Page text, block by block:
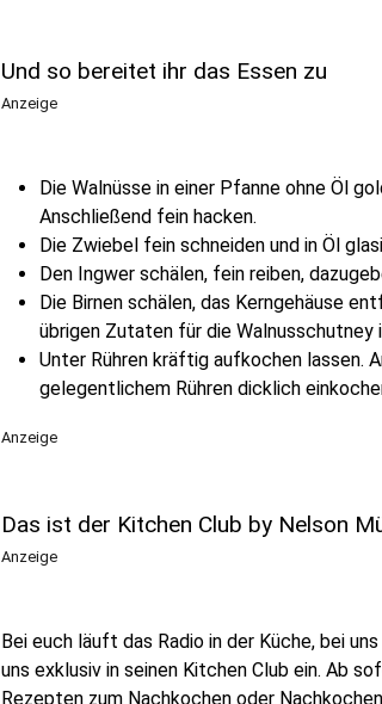
Und so bereitet ihr das Essen zu
Anzeige
Die Walnüsse in einer Pfanne ohne Öl
Anschließend fein hacken.
Die Zwiebel fein schneiden und in Öl
Den Ingwer schälen, fein reiben,
Die Birnen schälen, das Kerngehäuse
übrigen Zutaten für die Walnusschutney
Unter Rühren kräftig aufkochen lassen.
gelegentlichem Rühren dicklich
Anzeige
Das ist der Kitchen Club by Nelson
Anzeige
Bei euch läuft das Radio in der Küche, bei
uns exklusiv in seinen Kitchen Club ein. Ab
Rezepten zum Nachkochen oder